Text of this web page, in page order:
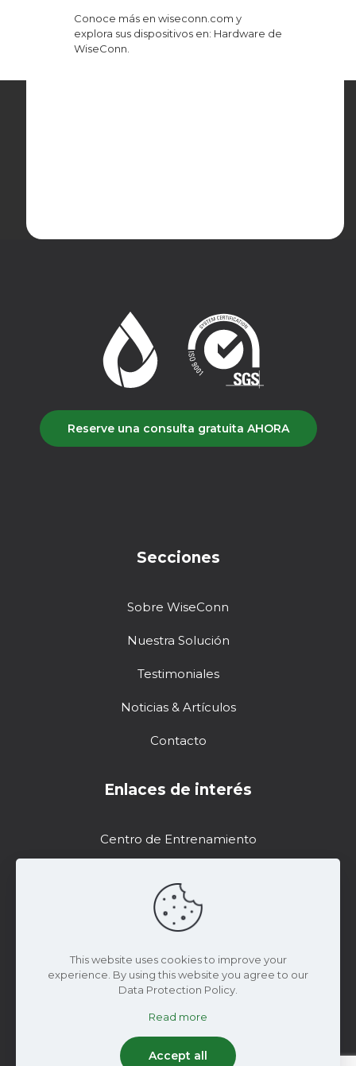
Conoce más en wiseconn.com y
explora sus dispositivos en: Hardware de
WiseConn
Reserve una consulta gratuita AHORA
Secciones
Sobre WiseConn
Nuestra Solución
Testimoniales
Noticias & Artículos
Contacto
Enlaces de interés
Centro de Entrenamiento
Recursos de Marketing
© 2024 Wiseconn Engineering | Todos los
derechos reservados
This website uses cookies to improve your
experience. By using this website you agree to our
Data Protection Policy.
Read more
Accept all